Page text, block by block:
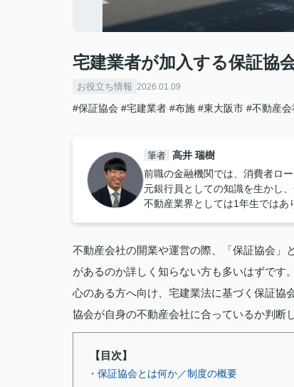
宅建業者が加入する保証協
お役立ち情報 2026.01.09
#保証協会 #宅建業者 #布施 #東大阪市 #不動産会
筆者 高井 瑞樹
前職の金融機関では、消費者ロ
元銀行員としての知識を生かし
不動産業界としては1年生ではあ
不動産会社の開業や運営の際、「保証協会」
があるのか詳しく知らない方も多いはずで
心のある方へ向け、宅建業法に基づく保証協
協会が自身の不動産会社に合っているか判断
【目次】
・保証協会とは何か／制度の概要